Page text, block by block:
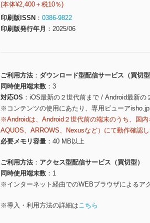
(本体¥2,400＋税10％)
印刷版ISSN
0386-9822
印刷版発行年月
2025/06
ご利用方法
ダウンロード型配信サービス（買切型
同時使用端末数
3
対応OS
iOS最新の２世代前まで / Android最新の
※コンテンツの使用にあたり、専用ビューア
※Androidは、Android２世代前の端末のうち、国
AQUOS、ARROWS、Nexusなど）にて動作確認
必要メモリ容量
40 MB以上
ご利用方法
アクセス型配信サービス（買切型）
同時使用端末数
1
※インターネット経由でのWEBブラウザによるア
※導入・利用方法の詳細はこちら